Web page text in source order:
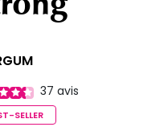
37 avis
SELLER